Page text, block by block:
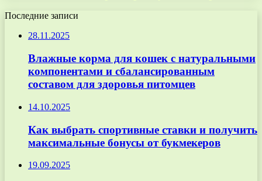
Последние записи
28.11.2025
Влажные корма для кошек с натуральными
компонентами и сбалансированным
составом для здоровья питомцев
14.10.2025
Как выбрать спортивные ставки и получить
максимальные бонусы от букмекеров
19.09.2025